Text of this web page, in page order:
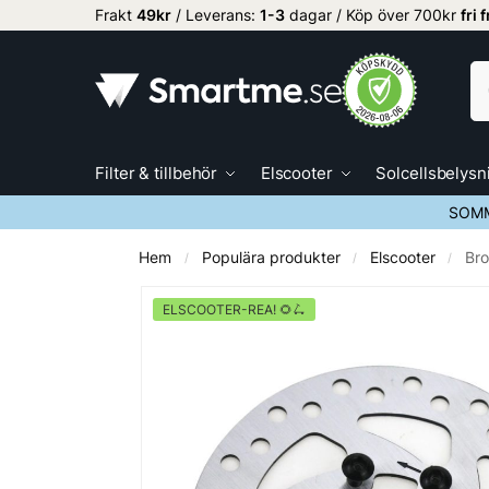
Frakt 49kr / Leverans: 1-3 dagar / Köp över 700kr fri
Filter & tillbehör Elscooter
Hem / Populära produkter / Elscooter /
ELSCOOTER-REA! 🌻🛴